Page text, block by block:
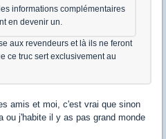
informations complémentaires
en devenir un.
aux revendeurs et là ils ne feront
ce truc sert exclusivement au
amis et moi, c'est vrai que sinon
ou j'habite il y as pas grand monde